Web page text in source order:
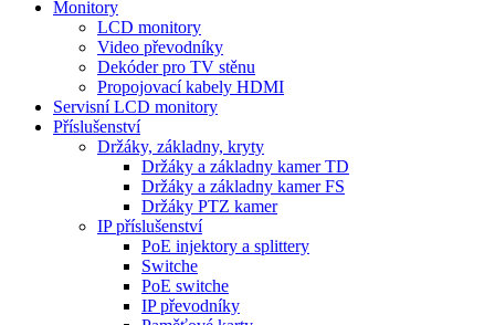
Monitory
LCD monitory
Video převodníky
Dekóder pro TV stěnu
Propojovací kabely HDMI
Servisní LCD monitory
Příslušenství
Držáky, základny, kryty
Držáky a základny kamer TD
Držáky a základny kamer FS
Držáky PTZ kamer
IP příslušenství
PoE injektory a splittery
Switche
PoE switche
IP převodníky